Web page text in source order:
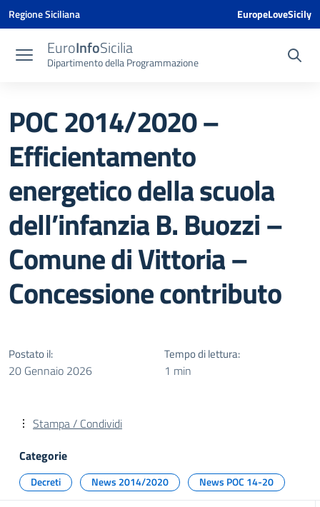
Vai ai contenuti
Vai al menu di navigazione
Vai al footer
Vai al banner delle Cookie Policy
Regione Siciliana EuropeLoveSicily
EuroInfoSicilia
Dipartimento della Programmazione
POC 2014/2020 –
Efficientamento
energetico della scuola
dell’infanzia B. Buozzi –
Comune di Vittoria –
Concessione contributo
Postato il:
20 Gennaio 2026
Tempo di lettura:
1 min
Stampa / Condividi
Categorie
Decreti News 2014/2020 News POC 14-20